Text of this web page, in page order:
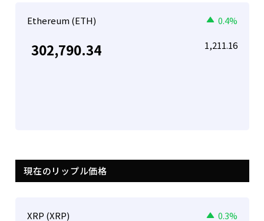
Ethereum (ETH) 0.4%
302,790.34 1,211.16
現在のリップル価格
XRP (XRP) 0.3%